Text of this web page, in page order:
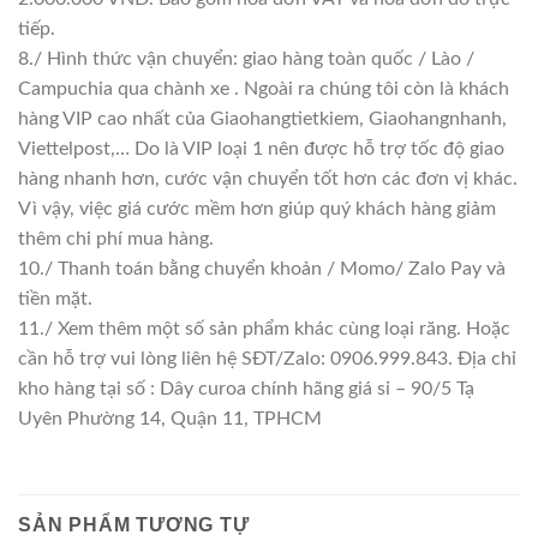
tiếp.
8./ Hình thức vận chuyển: giao hàng toàn quốc / Lào /
Campuchia qua chành xe . Ngoài ra chúng tôi còn là khách
hàng VIP cao nhất của Giaohangtietkiem, Giaohangnhanh,
Viettelpost,… Do là VIP loại 1 nên được hỗ trợ tốc độ giao
hàng nhanh hơn, cước vận chuyển tốt hơn các đơn vị khác.
Vì vậy, việc giá cước mềm hơn giúp quý khách hàng giảm
thêm chi phí mua hàng.
10./ Thanh toán bằng chuyển khoản / Momo/ Zalo Pay và
tiền mặt.
11./ Xem thêm một số sản phẩm khác cùng loại răng. Hoặc
cần hỗ trợ vui lòng liên hệ SĐT/Zalo: 0906.999.843. Địa chỉ
kho hàng tại số : Dây curoa chính hãng giá sỉ – 90/5 Tạ
Uyên Phường 14, Quận 11, TPHCM
SẢN PHẨM TƯƠNG TỰ